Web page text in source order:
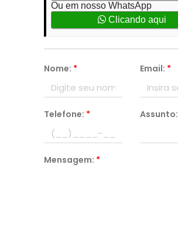
Ou em nosso WhatsApp
Clicando aqui
Nome: * Email: *
Telefone: * Assunto:
Mensagem: *